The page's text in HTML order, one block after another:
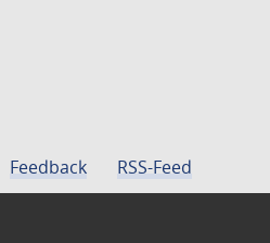
Feedback RSS-Feed